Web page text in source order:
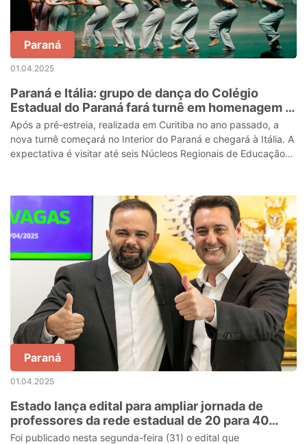
Paraná
01.04.2025
Paraná e Itália: grupo de dança do Colégio
Estadual do Paraná fará turnê em homenagem a
Poty
Após a pré-estreia, realizada em Curitiba no ano passado, a
nova turnê começará no Interior do Paraná e chegará à Itália. A
expectativa é visitar até seis Núcleos Regionais de Educação
Paraná
01.04.2025
Estado lança edital para ampliar jornada de
professores da rede estadual de 20 para 40
horas
Foi publicado nesta segunda-feira (31) o edital que